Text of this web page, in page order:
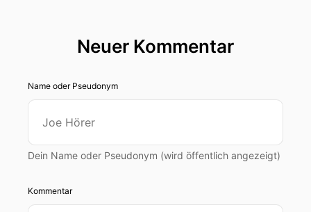
Neuer Kommentar
Name oder Pseudonym
Dein Name oder Pseudonym (wird öffentlich angezeigt)
Kommentar